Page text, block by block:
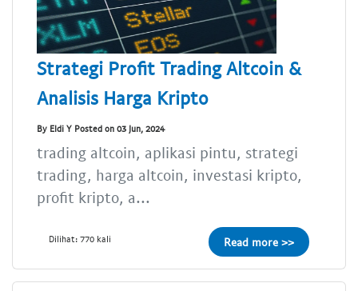
Strategi Profit Trading Altcoin &
Analisis Harga Kripto
By Eldi Y Posted on 03 Jun, 2024
trading altcoin, aplikasi pintu, strategi
trading, harga altcoin, investasi kripto,
profit kripto, a...
Dilihat: 770 kali Read more >>